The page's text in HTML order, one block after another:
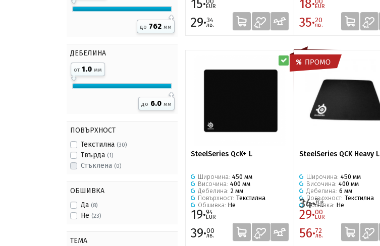
до 762 мм
ДЕБЕЛИНА
от 1.0 мм
до 6.0 мм
ПОВЪРХНОСТ
Текстилна (30)
Твърда (1)
Стъклена (0)
ОБШИВКА
Да (8)
Не (23)
ТЕМА
15·EUR
29·34
лв.
18·EUR
35·20
лв.
SteelSeries QcK+ L
Широчина: 450 мм
Височина: 400 мм
Дебелина: 2 мм
Повърхност: Текстилна
Обшивка: Не
19·94
EUR
39·00
лв.
SteelSeries QCK Heavy L
Широчина: 450 мм
Височина: 400 мм
Дебелина: 6 мм
Повърхност: Текстилна
Обшивка: Не
34·99
EUR
29·00
EUR
56·72
лв.